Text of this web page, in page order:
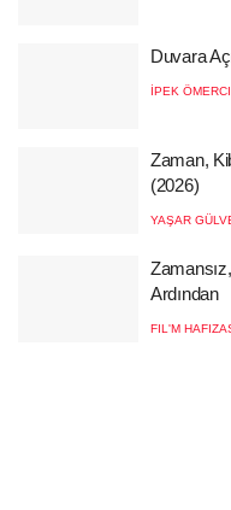
Duvara
İPEK
Zaman,
(2026)
YAŞAR
Ardından
FIL'M